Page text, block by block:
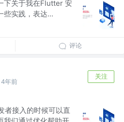
下关于我在Flutter 安
些实践，表达...
评论
4年前
关注
者接入的时候可以直